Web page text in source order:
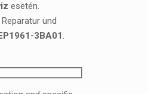
esetén.
und
3BA01 .